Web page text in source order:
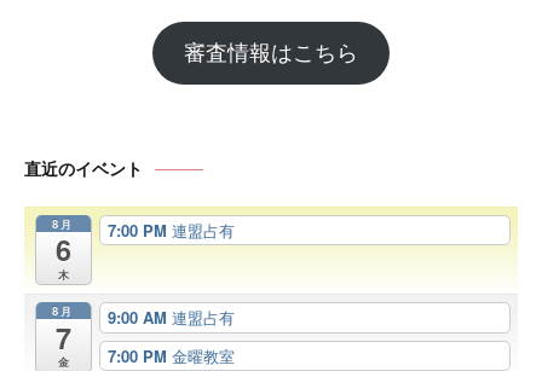
審査情報はこちら
直近のイベント
8月
6
木
7:00 PM 連盟占有
8月
7
金
9:00 AM 連盟占有
7:00 PM 金曜教室